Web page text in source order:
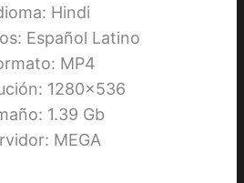
Hindi
Español Latino
MP4
1280×536
1.39 Gb
MEGA